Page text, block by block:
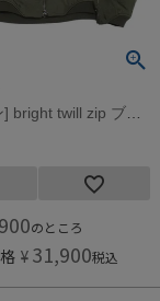
[マウンテン] bright twill zip ブルゾン オリーブドラブ
のところ
¥ 31,900税込